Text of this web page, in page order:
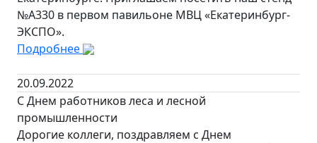
№А330 в первом павильоне МВЦ «Екатеринбург-
ЭКСПО».
Подробнее
20.09.2022
С Днем работников леса и лесной
промышленности
Дорогие коллеги, поздравляем с Днем